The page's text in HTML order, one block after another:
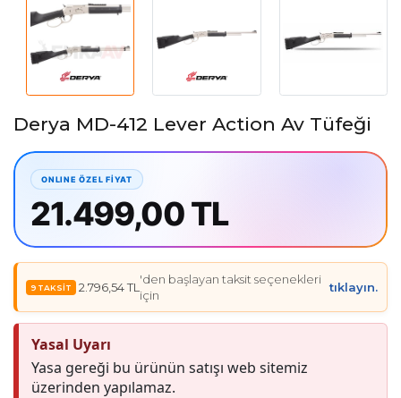
Derya MD-412 Lever Action Av Tüfeği
21.499,00 TL
2.796,54 TL
'den başlayan taksit seçenekleri
için
tıklayın.
Yasal Uyarı
Yasa gereği bu ürünün satışı web sitemiz
üzerinden yapılamaz.